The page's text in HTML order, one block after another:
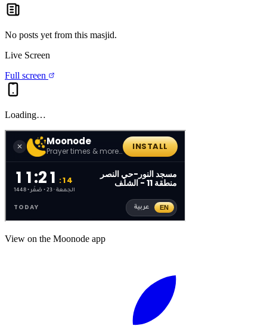
No posts yet from this masjid.
Live Screen
Full screen
Loading…
View on the Moonode app